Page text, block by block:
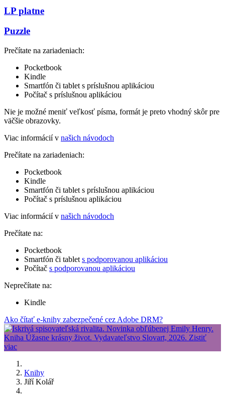
LP platne
Puzzle
Prečítate na zariadeniach:
Pocketbook
Kindle
Smartfón či tablet s príslušnou aplikáciou
Počítač s príslušnou aplikáciou
Nie je možné meniť veľkosť písma, formát je preto vhodný skôr pre
väčšie obrazovky.
Viac informácií v našich návodoch
Prečítate na zariadeniach:
Pocketbook
Kindle
Smartfón či tablet s príslušnou aplikáciou
Počítač s príslušnou aplikáciou
Viac informácií v našich návodoch
Prečítate na:
Pocketbook
Smartfón či tablet s podporovanou aplikáciou
Počítač s podporovanou aplikáciou
Neprečítate na:
Kindle
Ako čítať e-knihy zabezpečené cez Adobe DRM?
Knihy
Jiří Kolář